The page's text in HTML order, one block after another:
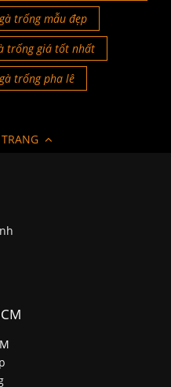
trống mẫu đẹp
trống giá tốt nhất
trống pha lê